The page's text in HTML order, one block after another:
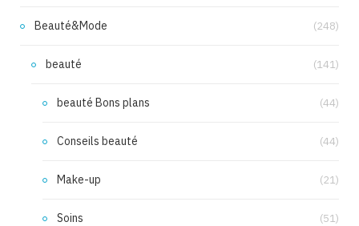
Beauté&Mode (248)
beauté (141)
beauté Bons plans (44)
Conseils beauté (44)
Make-up (21)
Soins (51)